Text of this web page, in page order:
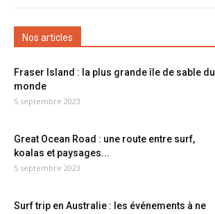
Nos articles
Fraser Island : la plus grande île de sable du
monde
5 septembre 2023
Great Ocean Road : une route entre surf,
koalas et paysages...
5 septembre 2023
Surf trip en Australie : les événements à ne